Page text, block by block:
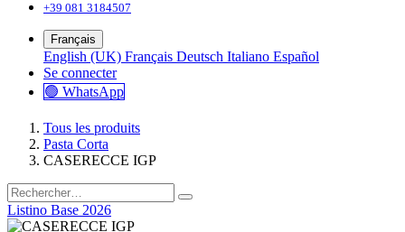
+39 081 3184507
Français
English (UK) Français Deutsch Italiano Español
Se connecter
🟢 WhatsApp
Tous les produits
Pasta Corta
CASERECCE IGP
Listino Base 2026